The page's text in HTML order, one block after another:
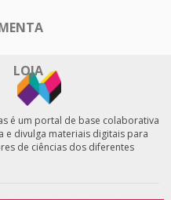
LOJA
é um portal de base colaborativa
e divulga materiais digitais para
de ciências dos diferentes